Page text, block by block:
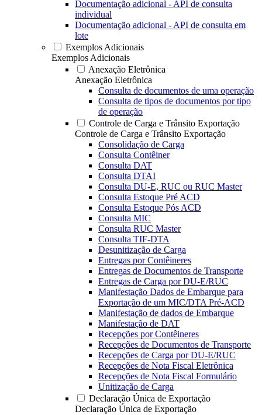
Documentação adicional - API de consulta
individual
Documentação adicional - API de consulta em
lote
Exemplos Adicionais
Exemplos Adicionais
Anexação Eletrônica
Anexação Eletrônica
Consulta de documentos de uma operação
Consulta de tipos de documentos por tipo
de operação
Controle de Carga e Trânsito Exportação
Controle de Carga e Trânsito Exportação
Consolidação de Carga
Consulta Contêiner
Consulta DAT
Consulta DTAI
Consulta DU-E, RUC ou RUC Master
Consulta Estoque Pré ACD
Consulta Estoque Pós ACD
Consulta MIC
Consulta RUC Master
Consulta TIF-DTA
Desunitização de Carga
Entregas por Contêineres
Entregas de Documentos de Transporte
Entregas de Carga por DU-E/RUC
Manifestação Dados de Embarque para
Exportação de um MIC/DTA Pré-ACD
Manifestação de dados de Embarque
Manifestação de DAT
Recepções por Contêineres
Recepções de Documentos de Transporte
Recepções de Carga por DU-E/RUC
Recepções de Nota Fiscal Eletrônica
Recepções de Nota Fiscal Formulário
Unitização de Carga
Declaração Única de Exportação
Declaração Única de Exportação